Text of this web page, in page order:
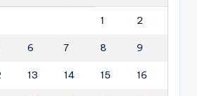
1 2
6 7 8 9
13 14 15 16